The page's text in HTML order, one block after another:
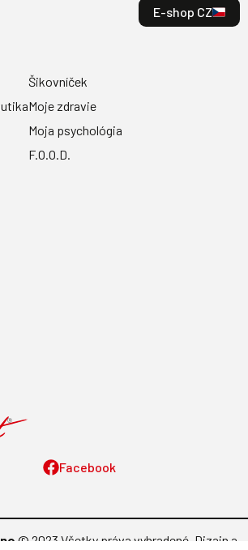
Facebook
E-shop CZ
Šikovníček
Moje zdravie
Moja psychológia
F.O.O.D.
© 2023 Všetky práva vyhradené. Dizajn a